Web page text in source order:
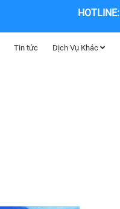
HOTLINE:
Tin tức Dịch Vụ Khác